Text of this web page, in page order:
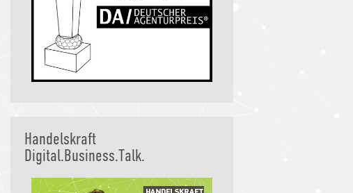
Handelskraft
Digital.Business.Talk.